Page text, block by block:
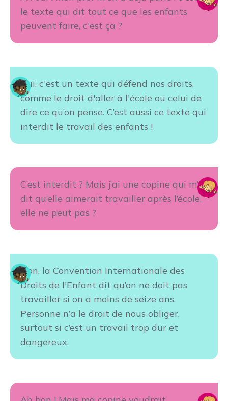
le texte qui dit tout ce que les enfants
peuvent faire, c'est ça ?
Oui, c'est un texte qui défend nos droits,
comme le droit d'aller à l'école ou celui de
dire ce qu’on pense. C’est aussi ce texte qui
interdit le travail des enfants !
C’est interdit ? Mais j’ai une copine qui m’a
dit qu’elle aimerait travailler après l’école,
elle ne peut pas ?
Non, la Convention Internationale des
Droits de l'Enfant dit qu’on ne doit pas
travailler si on a moins de seize ans.
Personne n’a le droit de nous obliger,
surtout si c’est un travail trop dur et
dangereux.